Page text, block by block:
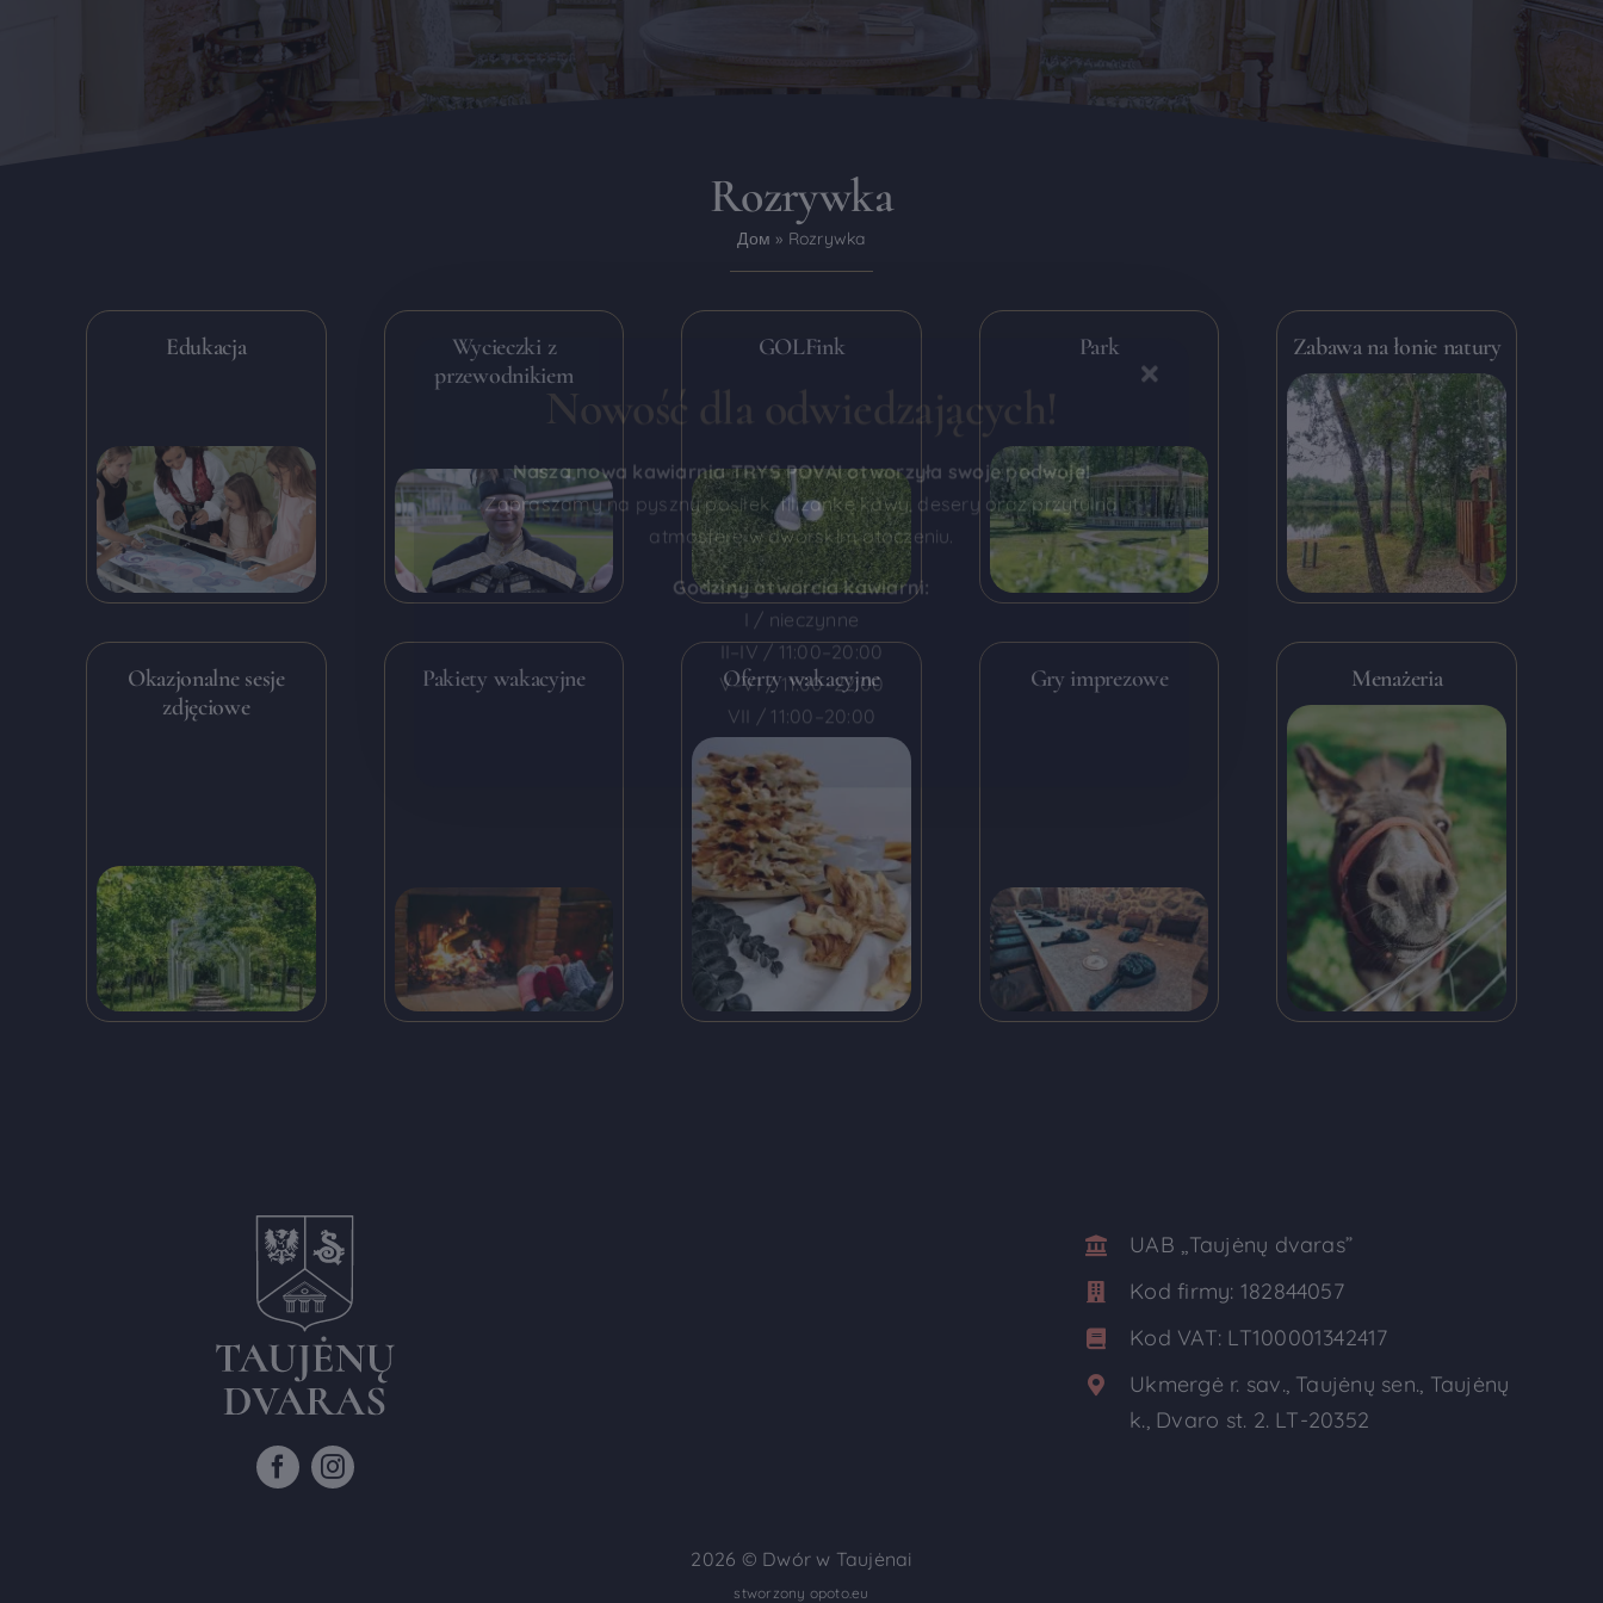
Rozrywka
Дом » Rozrywka
Edukacja
Wycieczki z
przewodnikiem
GOLFink Park Zabawa na łonie natury
Okazjonalne sesje
zdjęciowe
Pakiety wakacyjne Oferty wakacyjne Gry imprezowe Menażeria
UAB ,,Taujėnų dvaras”
Kod firmy: 182844057
Kod VAT: LT100001342417
Ukmergė r. sav., Taujėnų sen., Taujėnų
k., Dvaro st. 2. LT-20352
2026 © Dwór w Taujėnai
stworzony opoto.eu
Nowość dla odwiedzających!
Nasza nowa kawiarnia TRYS POVAI otworzyła swoje podwoje!
Zapraszamy na pyszny posiłek, filiżankę kawy, desery oraz przytulną
atmosferę w dworskim otoczeniu.
Godziny otwarcia kawiarni:
I / nieczynne
II–IV / 11:00–20:00
V–VI / 11:00–22:00
VII / 11:00–20:00